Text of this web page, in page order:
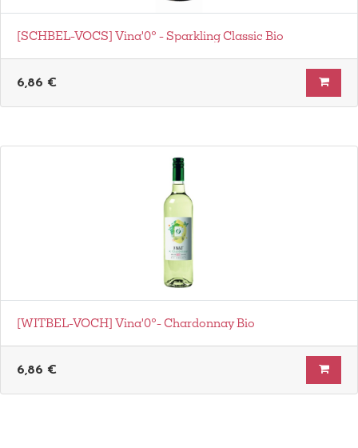
[SCHBEL-VOCS] Vina'0° - Sparkling Classic Bio
6,86 €
[WITBEL-VOCH] Vina'0°- Chardonnay Bio
6,86 €